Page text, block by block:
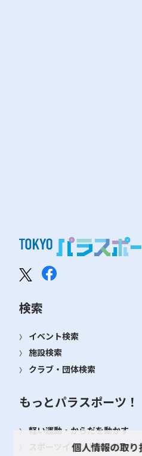
検索
イベント検索
施設検索
クラブ・団体検索
もっとパラスポーツ！
軽い運動・からだを動かす
スポーツイベント・体験会に
個人情報の取